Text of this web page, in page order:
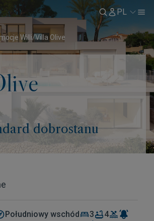
PL
Willi/Villa Olive
dobrostanu
Południowy wschód 3
4